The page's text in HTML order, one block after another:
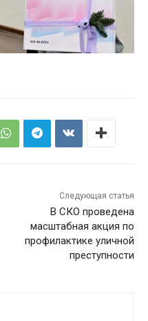
Следующая статья
В СКО проведена
масштабная акция по
профилактике уличной
преступности